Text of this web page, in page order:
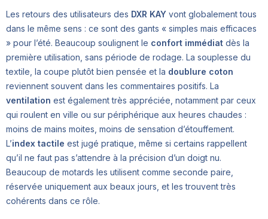
Les retours des utilisateurs des DXR KAY vont globalement tous
dans le même sens : ce sont des gants « simples mais efficaces
» pour l’été. Beaucoup soulignent le confort immédiat dès la
première utilisation, sans période de rodage. La souplesse du
textile, la coupe plutôt bien pensée et la doublure coton
reviennent souvent dans les commentaires positifs. La
ventilation est également très appréciée, notamment par ceux
qui roulent en ville ou sur périphérique aux heures chaudes :
moins de mains moites, moins de sensation d’étouffement.
L’index tactile est jugé pratique, même si certains rappellent
qu’il ne faut pas s’attendre à la précision d’un doigt nu.
Beaucoup de motards les utilisent comme seconde paire,
réservée uniquement aux beaux jours, et les trouvent très
cohérents dans ce rôle.